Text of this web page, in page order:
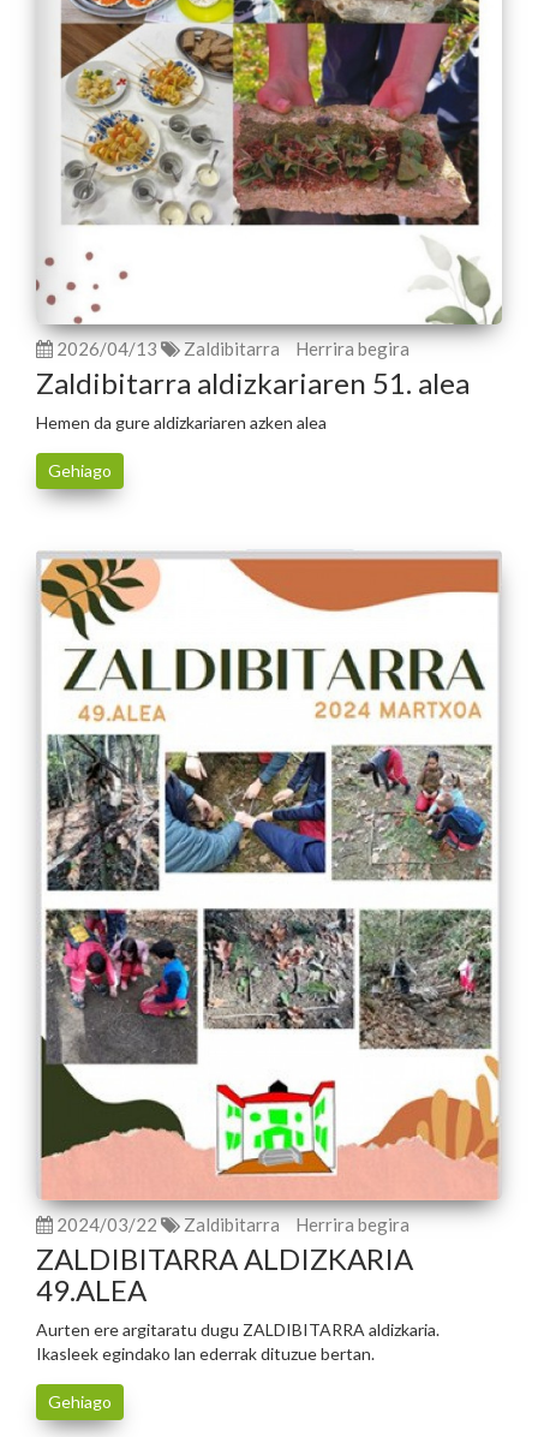
2026/04/13 Zaldibitarra Herrira begira
Zaldibitarra aldizkariaren 51. alea
Hemen da gure aldizkariaren azken alea
Gehiago
2024/03/22 Zaldibitarra Herrira begira
ZALDIBITARRA ALDIZKARIA
49.ALEA
Aurten ere argitaratu dugu ZALDIBITARRA aldizkaria.
Ikasleek egindako lan ederrak dituzue bertan.
Gehiago